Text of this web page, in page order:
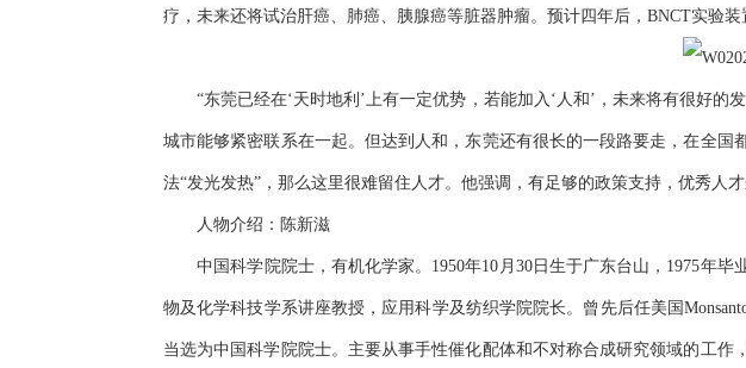
疗，未来还将试治肝癌、肺癌、胰腺癌等脏器肿瘤。预计四年后，BNCT实验装
“东莞已经在‘天时地利’上有一定优势，若能加入‘人和’，未来将有很好的
城市能够紧密联系在一起。但达到人和，东莞还有很长的一段路要走，在全
法“发光发热”，那么这里很难留住人才。他强调，有足够的政策支持，优秀人
人物介绍：陈新滋
中国科学院院士，有机化学家。1950年10月30日生于广东台山，1975年毕
物及化学科技学系讲座教授，应用科学及纺织学院院长。曾先后任美国
当选为中国科学院院士。主要从事手性催化配体和不对称合成研究领域的工